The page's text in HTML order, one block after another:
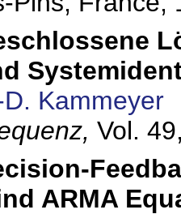
D. Kammeyer
Vol.
ARMA